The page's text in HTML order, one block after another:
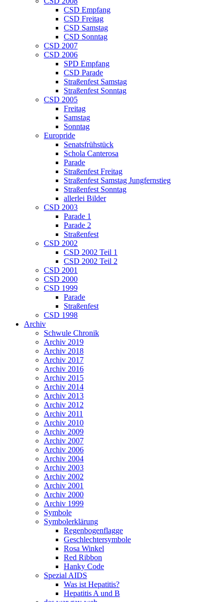
CSD Empfang
CSD Freitag
CSD Samstag
CSD Sonntag
CSD 2007
CSD 2006
SPD Empfang
CSD Parade
Straßenfest Samstag
Straßenfest Sonntag
CSD 2005
Freitag
Samstag
Sonntag
Europride
Senatsfrühstück
Schola Canterosa
Parade
Straßenfest Freitag
Straßenfest Samstag Jungfernstieg
Straßenfest Sonntag
allerlei Bilder
CSD 2003
Parade 1
Parade 2
Straßenfest
CSD 2002
CSD 2002 Teil 1
CSD 2002 Teil 2
CSD 2001
CSD 2000
CSD 1999
Parade
Straßenfest
CSD 1998
Archiv
Schwule Chronik
Archiv 2019
Archiv 2018
Archiv 2017
Archiv 2016
Archiv 2015
Archiv 2014
Archiv 2013
Archiv 2012
Archiv 2011
Archiv 2010
Archiv 2009
Archiv 2007
Archiv 2006
Archiv 2004
Archiv 2003
Archiv 2002
Archiv 2001
Archiv 2000
Archiv 1999
Symbole
Symbolerklärung
Regenbogenflagge
Geschlechtersymbole
Rosa Winkel
Red Ribbon
Hanky Code
Spezial AIDS
Was ist Hepatitis?
Hepatitis A und B